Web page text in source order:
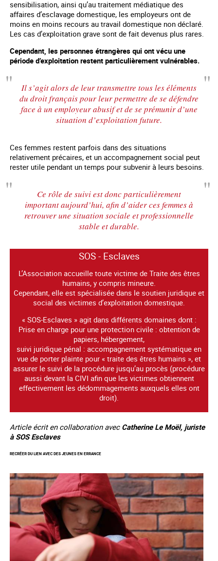
sensibilisation, ainsi qu’au traitement médiatique des
affaires d’esclavage domestique, les employeurs ont de
moins en moins recours au travail domestique non déclaré.
Les cas d’exploitation grave sont de fait devenus plus rares.
Cependant, les personnes étrangères qui ont vécu une
période d’exploitation restent particulièrement vulnérables.
Il s’agit alors de leur transmettre tous les éléments
du droit français pour leur permettre de se défendre
face à un employeur abusif et de se prémunir d’une
situation d’exploitation future.
Ces femmes restent parfois dans des situations
relativement précaires, et un accompagnement social peut
rester utile pendant un temps pour subvenir à leurs besoins.
Ce rôle de suivi est donc particulièrement
important aujourd’hui, afin d’aider ces femmes à
retrouver une situation sociale et professionnelle
stable et durable.
SOS - Esclaves
L’Association accueille toute victime de Traite des êtres
humains, y compris mineure.
Cependant, elle est spécialisée dans le soutien juridique et
social des victimes d’exploitation domestique.
« SOS-Esclaves » agit dans différents domaines dont :
Prise en charge pour une protection civile : obtention de
papiers, hébergement,
suivi juridique pénal : accompagnement systématique en
vue de porter plainte pour « traite des êtres humains », et
assurer le suivi de la procédure jusqu’au procès (procédure
aussi devant la CIVI afin que les victimes obtiennent
effectivement les dédommagements auxquels elles ont
droit).
Article écrit en collaboration avec Catherine Le Moël, juriste
à SOS Esclaves
RECRÉER DU LIEN AVEC DES JEUNES EN ERRANCE